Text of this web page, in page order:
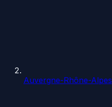
Auvergne-Rhône-Alpes